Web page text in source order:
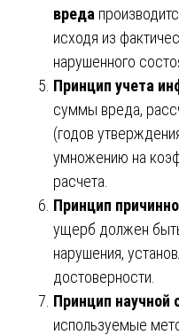
вреда
исходя из
нарушенного
Принцип учета
суммы вреда,
(годов
умножению на
расчета.
Принцип
ущерб должен
нарушения,
достоверности.
Принцип научной
используемые